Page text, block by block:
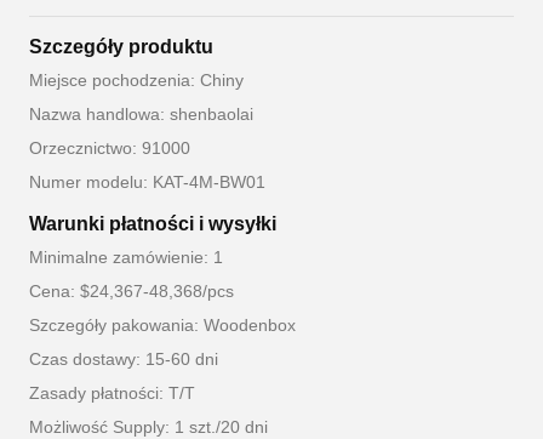
Szczegóły produktu
Miejsce pochodzenia: Chiny
Nazwa handlowa: shenbaolai
Orzecznictwo: 91000
Numer modelu: KAT-4M-BW01
Warunki płatności i wysyłki
Minimalne zamówienie: 1
Cena: $24,367-48,368/pcs
Szczegóły pakowania: Woodenbox
Czas dostawy: 15-60 dni
Zasady płatności: T/T
Możliwość Supply: 1 szt./20 dni